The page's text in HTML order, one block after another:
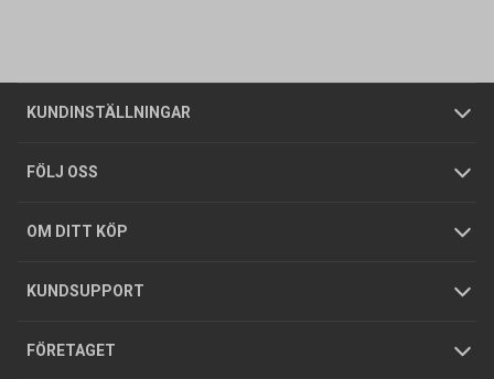
KUNDINSTÄLLNINGAR
Företagskund / Privatkund
FÖLJ OSS
OM DITT KÖP
Allmänna försäljningsvillkor
Integritetspolicy
GDPR
KUNDSUPPORT
Butiker
Foldrar och kataloger
Köpguider
Varumärken
FÖRETAGET
Om oss
Tjänster
Hållbarhet
Jobba hos oss
Press